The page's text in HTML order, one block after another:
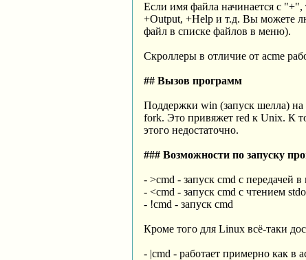
Если имя файла начинается с
+Output, +Help и т.д. Вы можете
файл в списке файлов в меню).
Скроллеры в отличие от acme
## Вызов программ
Поддержки win (запуск шелла) на
fork. Это привяжет red к Unix. К
этого недостаточно.
### Возможности по запуску
- >cmd - запуск cmd с передачей
- <cmd - запуск cmd с чтением
- !cmd - запуск cmd
Кроме того для Linux всё-таки
- |cmd - работает примерно как в